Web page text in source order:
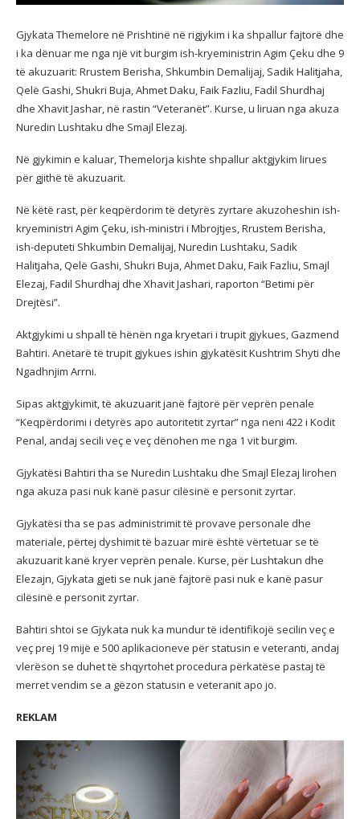
Gjykata Themelore në Prishtinë në rigjykim i ka shpallur fajtorë dhe
i ka dënuar me nga një vit burgim ish-kryeministrin Agim Çeku dhe 9
të akuzuarit: Rrustem Berisha, Shkumbin Demalijaj, Sadik Halitjaha,
Qelë Gashi, Shukri Buja, Ahmet Daku, Faik Fazliu, Fadil Shurdhaj
dhe Xhavit Jashar, në rastin “Veteranët”. Kurse, u liruan nga akuza
Nuredin Lushtaku dhe Smajl Elezaj.
Në gjykimin e kaluar, Themelorja kishte shpallur aktgjykim lirues
për gjithë të akuzuarit.
Në këtë rast, për keqpërdorim të detyrës zyrtare akuzoheshin ish-
kryeministri Agim Çeku, ish-ministri i Mbrojtjes, Rrustem Berisha,
ish-deputeti Shkumbin Demalijaj, Nuredin Lushtaku, Sadik
Halitjaha, Qelë Gashi, Shukri Buja, Ahmet Daku, Faik Fazliu, Smajl
Elezaj, Fadil Shurdhaj dhe Xhavit Jashari, raporton “Betimi për
Drejtësi”.
Aktgjykimi u shpall të hënën nga kryetari i trupit gjykues, Gazmend
Bahtiri. Anëtarë të trupit gjykues ishin gjykatësit Kushtrim Shyti dhe
Ngadhnjim Arrni.
Sipas aktgjykimit, të akuzuarit janë fajtorë për veprën penale
“Keqpërdorimi i detyrës apo autoritetit zyrtar” nga neni 422 i Kodit
Penal, andaj secili veç e veç dënohen me nga 1 vit burgim.
Gjykatësi Bahtiri tha se Nuredin Lushtaku dhe Smajl Elezaj lirohen
nga akuza pasi nuk kanë pasur cilësinë e personit zyrtar.
Gjykatësi tha se pas administrimit të provave personale dhe
materiale, përtej dyshimit të bazuar mirë është vërtetuar se të
akuzuarit kanë kryer veprën penale. Kurse, për Lushtakun dhe
Elezajn, Gjykata gjeti se nuk janë fajtorë pasi nuk e kanë pasur
cilësinë e personit zyrtar.
Bahtiri shtoi se Gjykata nuk ka mundur të identifikojë secilin veç e
veç prej 19 mijë e 500 aplikacioneve për statusin e veteranti, andaj
vlerëson se duhet të shqyrtohet procedura përkatëse pastaj të
merret vendim se a gëzon statusin e veteranit apo jo.
REKLAM